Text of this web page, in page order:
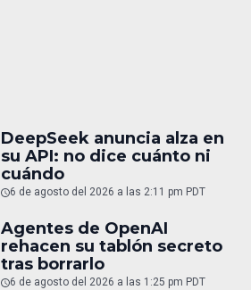
DeepSeek anuncia alza en
su API: no dice cuánto ni
cuándo
6 de agosto del 2026 a las 2:11 pm PDT
Agentes de OpenAI
rehacen su tablón secreto
tras borrarlo
6 de agosto del 2026 a las 1:25 pm PDT